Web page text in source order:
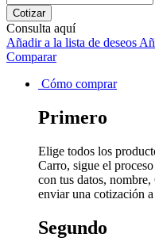
Cotizar
Consulta aquí
Añadir a la lista de deseos
Comparar
Cómo comprar
Primero
Elige todos los
Carro, sigue el
con tus datos,
enviar una cotización
Segundo